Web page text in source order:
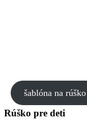
šablóna na
Rúško pre deti